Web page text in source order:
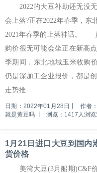
2022的大豆补助还无没无
会上落?正在2022年春季，东
2021年春季的上落神话。
购价很无可能会坐正在新高
季期间，东北地域玉米收购
仍是深加工企业报价，都是
走势推...
日期：2022年01月28日 作者
就是黄豆吗
浏览：1417人浏览
1月21日进口大豆到国内
货价格
美湾大豆(3月船期)C&F价